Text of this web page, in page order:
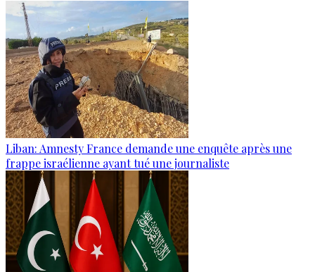
Liban: Amnesty France demande une enquête après une
frappe israélienne ayant tué une journaliste